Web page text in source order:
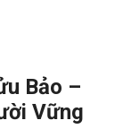
Bảo –
Vững